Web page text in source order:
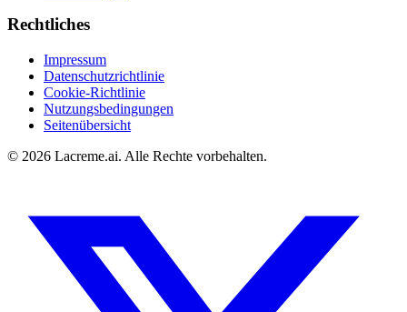
Rechtliches
Impressum
Datenschutzrichtlinie
Cookie-Richtlinie
Nutzungsbedingungen
Seitenübersicht
© 2026 Lacreme.ai. Alle Rechte vorbehalten.